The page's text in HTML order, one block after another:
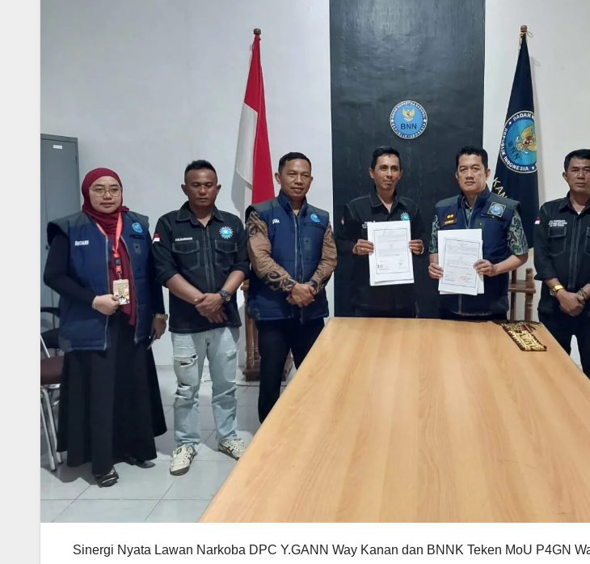
Sinergi Nyata Lawan Narkoba DPC Y.GANN Way Kanan dan BNNK Teken MoU P4GN